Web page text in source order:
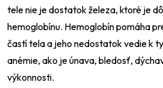
tele nie je dostatok železa, ktoré je
hemoglobínu. Hemoglobín pomáha
častí tela a jeho nedostatok vedie k
anémie, ako je únava, bledosť,
výkonnosti.